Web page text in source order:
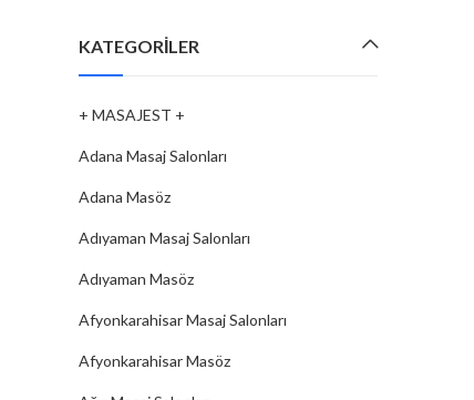
KATEGORILER
+ MASAJEST +
Adana Masaj Salonları
Adana Masöz
Adıyaman Masaj Salonları
Adıyaman Masöz
Afyonkarahisar Masaj Salonları
Afyonkarahisar Masöz